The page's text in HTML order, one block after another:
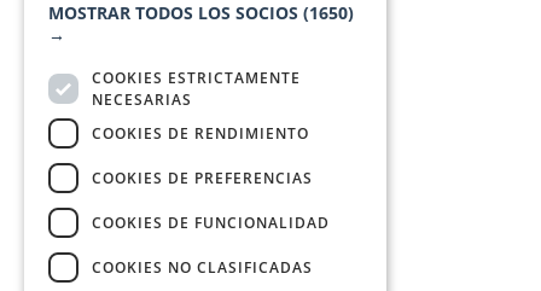
MOSTRAR TODOS LOS SOCIOS (1650)
→
COOKIES ESTRICTAMENTE
NECESARIAS
COOKIES DE RENDIMIENTO
COOKIES DE PREFERENCIAS
COOKIES DE FUNCIONALIDAD
COOKIES NO CLASIFICADAS